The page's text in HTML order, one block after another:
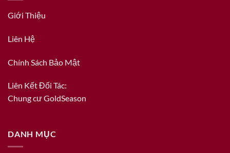
Giới Thiệu
Liên Hệ
Chính Sách Bảo Mật
Liên Kết Đối Tác:
Chung cư GoldSeason
DANH MỤC